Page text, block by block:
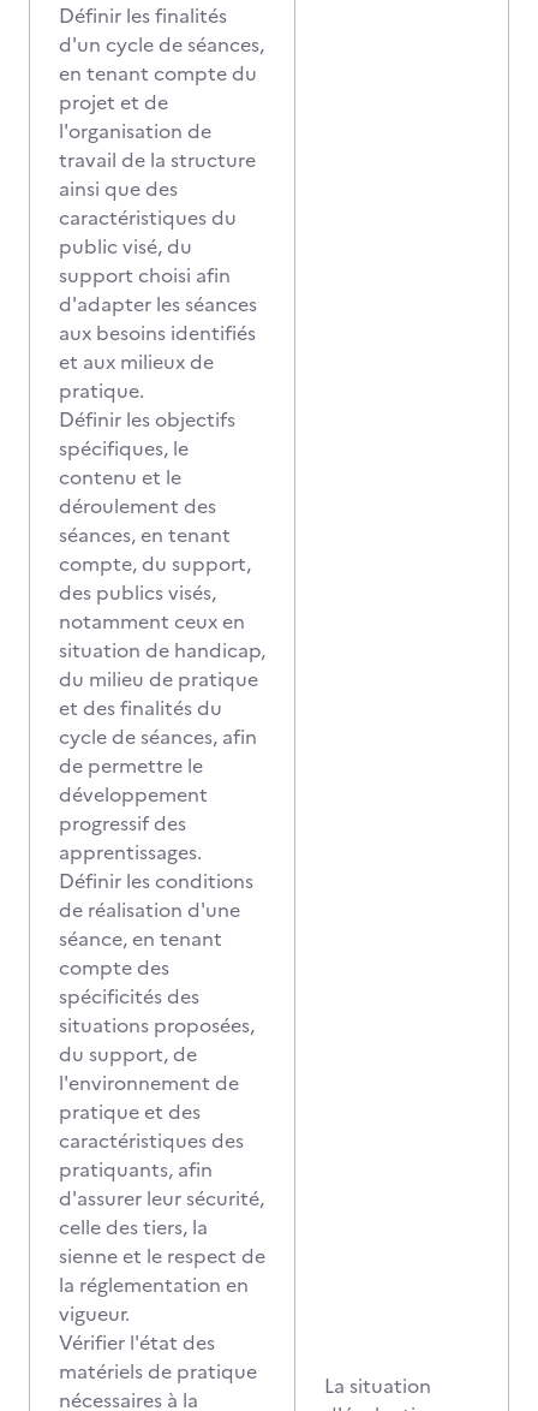
Définir les finalités
d'un cycle de séances,
en tenant compte du
projet et de
l'organisation de
travail de la structure
ainsi que des
caractéristiques du
public visé, du
support choisi afin
d'adapter les séances
aux besoins identifiés
et aux milieux de
pratique.
Définir les objectifs
spécifiques, le
contenu et le
déroulement des
séances, en tenant
compte, du support,
des publics visés,
notamment ceux en
situation de handicap,
du milieu de pratique
et des finalités du
cycle de séances, afin
de permettre le
développement
progressif des
apprentissages.
Définir les conditions
de réalisation d'une
séance, en tenant
compte des
spécificités des
situations proposées,
du support, de
l'environnement de
pratique et des
caractéristiques des
pratiquants, afin
d'assurer leur sécurité,
celle des tiers, la
sienne et le respect de
la réglementation en
vigueur.
Vérifier l'état des
matériels de pratique
nécessaires à la
La situation